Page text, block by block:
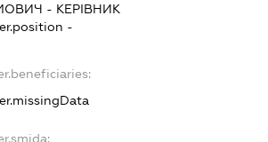
- КЕРІВНИК
-